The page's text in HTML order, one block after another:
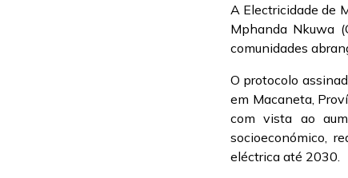
A Electricidade de
Mphanda Nkuwa
comunidades
O protocolo
em Macaneta,
com vista ao
socioeconómico,
eléctrica até 2030.